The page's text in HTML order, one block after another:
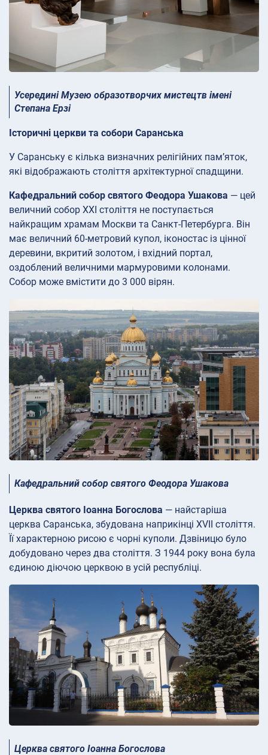
Усередині Музею образотворчих мистецтв імені
Степана Ерзі
Історичні церкви та собори Саранська
У Саранську є кілька визначних релігійних пам’яток,
які відображають століття архітектурної спадщини.
Кафедральний собор святого Феодора Ушакова — цей
величний собор XXI століття не поступається
найкращим храмам Москви та Санкт-Петербурга. Він
має величний 60-метровий купол, іконостас із цінної
деревини, вкритий золотом, і вхідний портал,
оздоблений величними мармуровими колонами.
Собор може вмістити до 3 000 вірян.
Кафедральний собор святого Феодора Ушакова
Церква святого Іоанна Богослова — найстаріша
церква Саранська, збудована наприкінці XVII століття.
Її характерною рисою є чорні куполи. Дзвіницю було
добудовано через два століття. З 1944 року вона була
єдиною діючою церквою в усій республіці.
Церква святого Іоанна Богослова